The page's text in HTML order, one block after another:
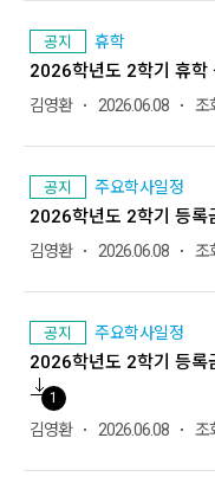
공지 휴학
2026학년도 2학기 휴학
김영환 2026.06.08 조
공지 주요학사일정
2026학년도 2학기 등록
김영환 2026.06.08 조
공지 주요학사일정
2026학년도 2학기 등록
1
김영환 2026.06.08 조